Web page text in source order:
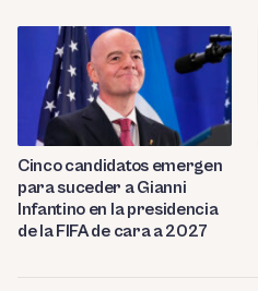
Cinco candidatos emergen
para suceder a Gianni
Infantino en la presidencia
de la FIFA de cara a 2027